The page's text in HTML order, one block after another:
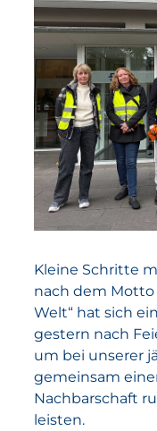
Kleine Schritte
nach dem Motto
Welt“ hat sich
gestern nach
um bei unserer
gemeinsam
Nachbarschaft
leisten.